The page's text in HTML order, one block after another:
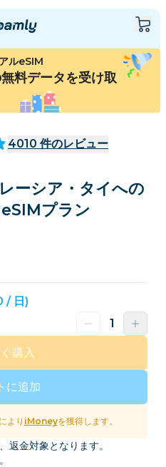
ルeSIM
料データを受け取
4010 件のレビュー
ーシア・タイへの
プラン
/ 日)
に追加
購入
より iMoneyを獲得します。
返金対象となります。